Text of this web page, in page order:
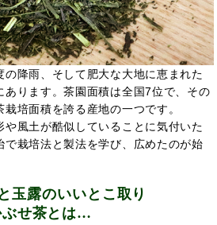
降雨、そして肥大な大地に恵まれた
あります。茶園面積は全国7位で、その
培面積を誇る産地の一つです。
風土が酷似していることに気付いた
栽培法と製法を学び、広めたのが始
玉露のいいとこ取り
ぶせ茶とは…